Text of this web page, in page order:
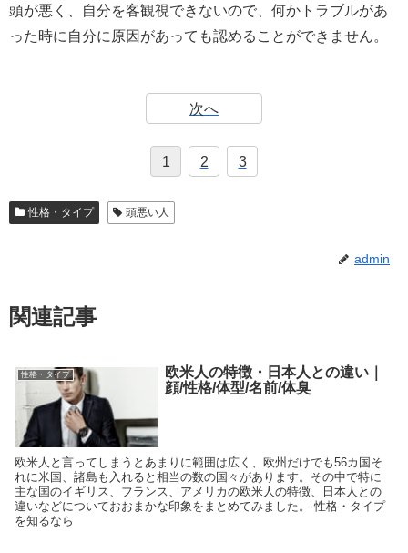
頭が悪く、自分を客観視できないので、何かトラブルがあ
った時に自分に原因があっても認めることができません。
次へ
1 2 3
性格・タイプ 頭悪い人
admin
関連記事
性格・タイプ
欧米人の特徴・日本人との違い｜
顔/性格/体型/名前/体臭
欧米人と言ってしまうとあまりに範囲は広く、欧州だけでも56カ国そ
れに米国、諸島も入れると相当の数の国々があります。その中で特に
主な国のイギリス、フランス、アメリカの欧米人の特徴、日本人との
違いなどについておおまかな印象をまとめてみました。-性格・タイプ
を知るなら